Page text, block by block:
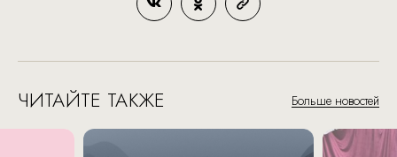
ЧИТАЙТЕ ТАКЖЕ Больше новостей